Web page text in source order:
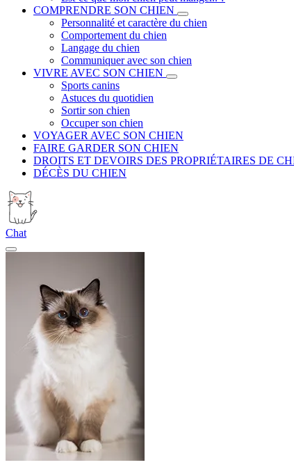
COMPRENDRE SON CHIEN
Personnalité et caractère du chien
Comportement du chien
Langage du chien
Communiquer avec son chien
VIVRE AVEC SON CHIEN
Sports canins
Astuces du quotidien
Sortir son chien
Occuper son chien
VOYAGER AVEC SON CHIEN
FAIRE GARDER SON CHIEN
DROITS ET DEVOIRS DES PROPRIÉTAIRES DE
DÉCÈS DU CHIEN
Chat